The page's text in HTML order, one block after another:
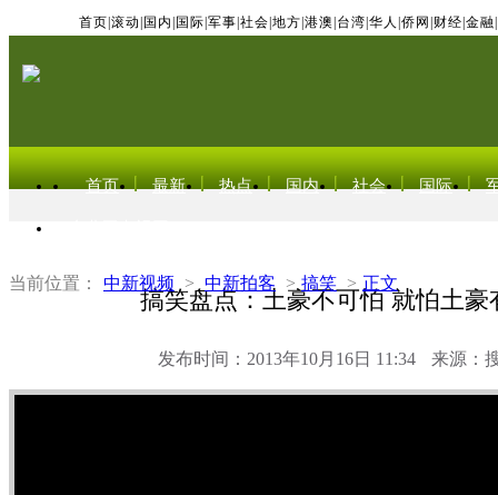
首页 滚动 国内 国际 军事 社会 地方 港澳 台湾 华人 侨网 财经 金融
首页 最新 热点 国内 社会 国际
当前位置： 中新视频 > 中新拍客 > 搞笑 > 正文
搞笑盘点：土豪不可怕 就怕土豪
发布时间：2013年10月16日 11:34 来源：